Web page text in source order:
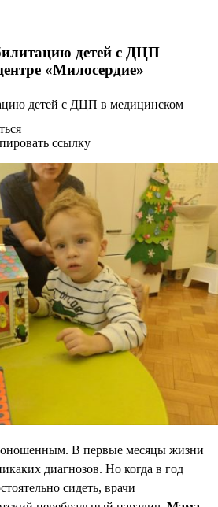
детей с ДЦП
«Милосердие»
детей с ДЦП в медицинском
В первые месяцы жизни
диагнозов. Но когда в год
сидеть, врачи